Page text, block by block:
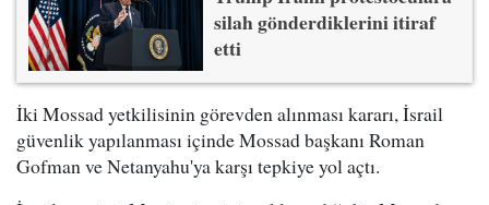
silah gönderdiklerini itiraf
etti
İki Mossad yetkilisinin görevden alınması kararı, İsrail
güvenlik yapılanması içinde Mossad başkanı Roman
Gofman ve Netanyahu'ya karşı tepkiye yol açtı.